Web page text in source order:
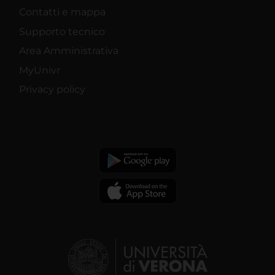
Contatti e mappa
Supporto tecnico
Area Amministrativa
MyUnivr
Privacy policy